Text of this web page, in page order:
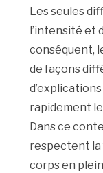
Les seules
l’intensité et
conséquent,
de façons
rapidement
Dans ce
respectent
corps en